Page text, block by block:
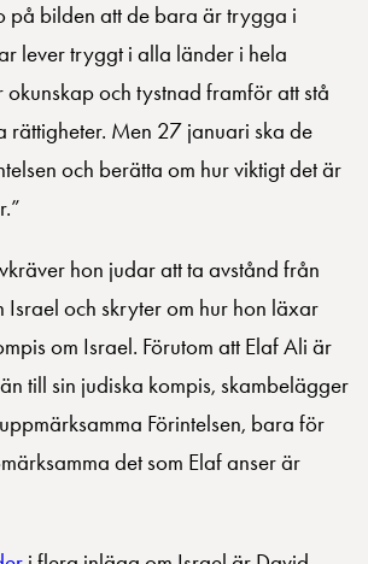
på bilden att de bara är trygga i
lever tryggt i alla länder i hela
och tystnad framför att stå
rättigheter. Men 27 januari ska de
och berätta om hur viktigt det är
hon judar att ta avstånd från
Israel och skryter om hur hon läxar
om Israel. Förutom att Elaf Ali är
till sin judiska kompis, skambelägger
Förintelsen, bara för
det som Elaf anser är